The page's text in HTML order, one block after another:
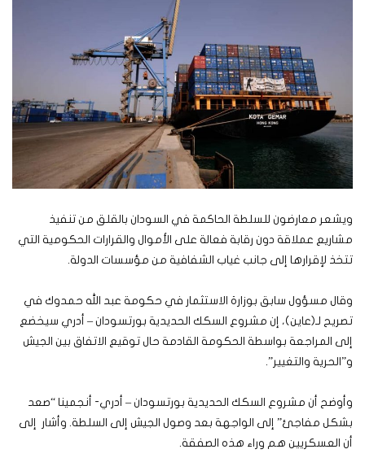
ويشعر معارضون للسلطة الحاكمة في السودان بالقلق من تنفيذ
مشاريع عملاقة دون رقابة فعالة على الأموال والقرارات الحكومية التي
تتخذ لإقرارها إلى جانب غياب الشفافية من مؤسسات الدولة.
وقال مسؤول سابق بوزارة الاستثمار في حكومة عبد الله حمدوك في
تصريح لـ(عاين)، إن مشروع السكك الحديدية بورتسودان – أدري سيخضع
إلى المراجعة بواسطة الحكومة القادمة حال توقيع الاتفاق بين الجيش
و”الحرية والتغيير”.
وأوضح أن مشروع السكك الحديدية بورتسودان – أدري- أنجمينا “صعد
بشكل مفاجئ” إلى الواجهة بعد وصول الجيش إلى السلطة. وأشار إلى
أن العسكريين هم وراء هذه الصفقة.